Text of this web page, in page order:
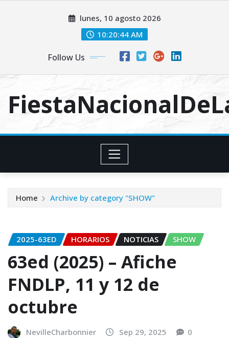
lunes, 10 agosto 2026
10:20:44 AM
Follow Us
Home Archive by category "SHOW"
2025-63ED HORARIOS NOTICIAS SHOW
63ed (2025) – Afiche
FNDLP, 11 y 12 de
octubre
NevilleCharbonnier Sep 29, 2025 0